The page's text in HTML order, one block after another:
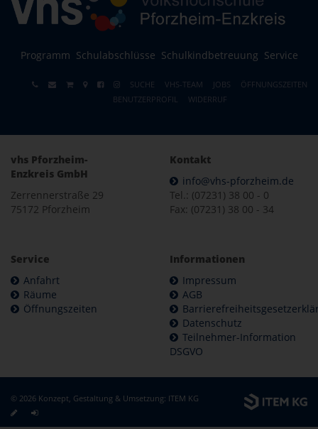
Programm Schulabschlüsse Schulkindbetreuung Service
SUCHE VHS-TEAM JOBS
ÖFFNUNGSZEITEN
BENUTZERPROFIL
WIDERRUF
vhs Pforzheim-
Enzkreis GmbH
Zerrennerstraße 29
75172 Pforzheim
Kontakt
info@vhs-pforzheim.de
Tel.: (07231) 38 00 - 0
Fax: (07231) 38 00 - 34
Service
Anfahrt
Räume
Öffnungszeiten
Informationen
Impressum
AGB
Datenschutz
Teilnehmer-Information
DSGVO
© 2026 Konzept, Gestaltung & Umsetzung: ITEM KG